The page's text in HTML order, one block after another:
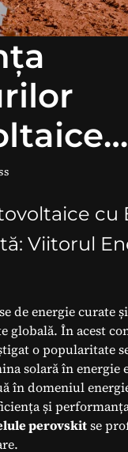
pe
cu
Viitorul
de energie curate
globală. În acest
o popularitate
solară în energie
în domeniul
și
perovskitse